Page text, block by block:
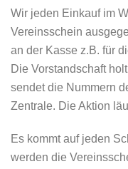
Wir jeden Einkauf im
Vereinsschein
an der Kasse z.B. für
Die Vorstandschaft
sendet die Nummern
Zentrale. Die Aktion
Es kommt auf jeden
werden die